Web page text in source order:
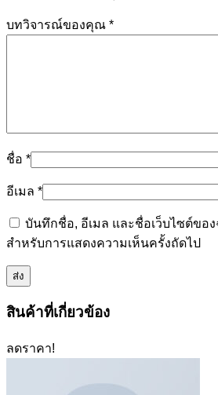
บทวิจารณ์ของคุณ *
ชื่อ *
อีเมล *
บันทึกชื่อ, อีเมล และชื่อเว็บไซต์ขอ
สำหรับการแสดงความเห็นครั้งถัดไป
สินค้าที่เกี่ยวข้อง
ลดราคา!